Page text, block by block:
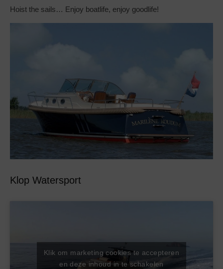
Hoist the sails… Enjoy boatlife, enjoy goodlife!
Klop Watersport
Klik om marketing cookies te accepteren
en deze inhoud in te schakelen